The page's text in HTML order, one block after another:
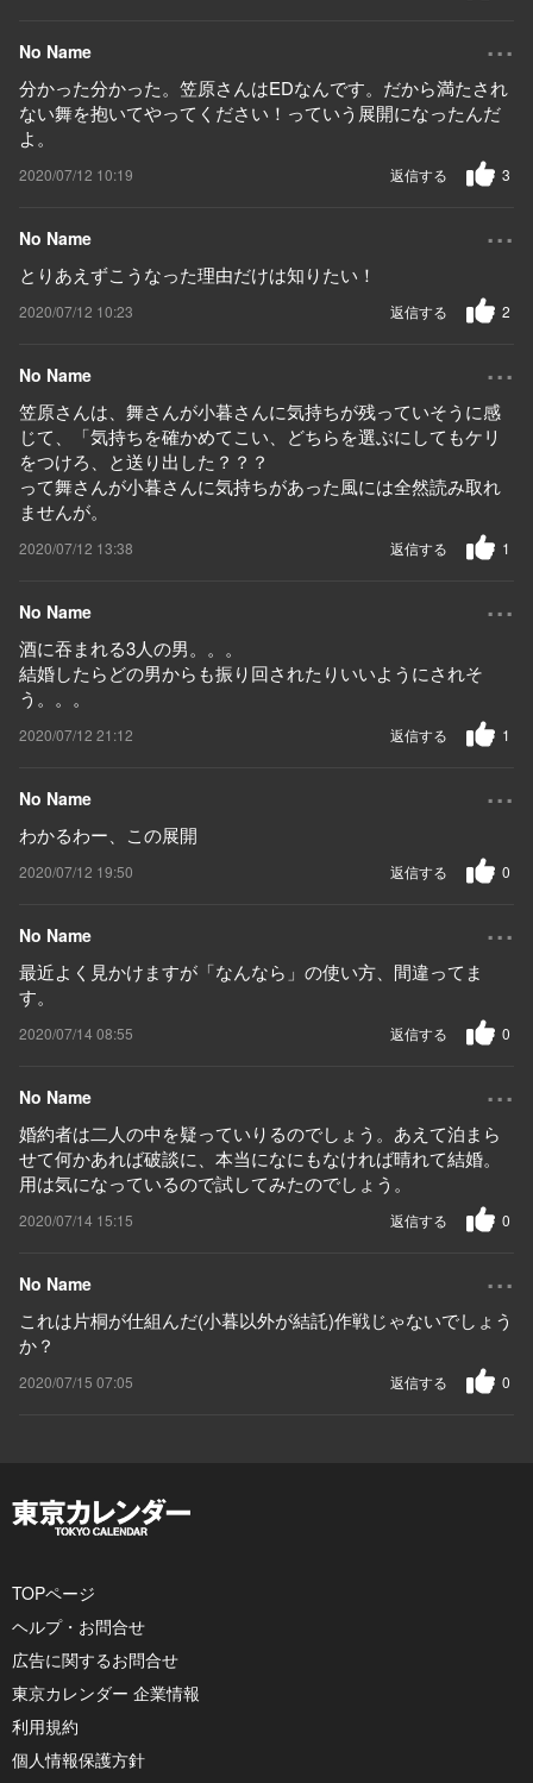
No Name ...
分かった分かった。笠原さんはEDなんです。だから満たされ
ない舞を抱いてやってください！っていう展開になったんだ
よ。
2020/07/12 10:19 3
返信する
No Name ...
とりあえずこうなった理由だけは知りたい！
2020/07/12 10:23 2
返信する
No Name ...
笠原さんは、舞さんが小暮さんに気持ちが残っていそうに感
じて、「気持ちを確かめてこい、どちらを選ぶにしてもケリ
をつけろ、と送り出した？？？
って舞さんが小暮さんに気持ちがあった風には全然読み取れ
ませんが。
2020/07/12 13:38 1
返信する
No Name ...
酒に吞まれる3人の男。。。
結婚したらどの男からも振り回されたりいいようにされそ
う。。。
2020/07/12 21:12 1
返信する
No Name ...
わかるわー、この展開
2020/07/12 19:50 0
返信する
No Name ...
最近よく見かけますが「なんなら」の使い方、間違ってま
す。
2020/07/14 08:55 0
返信する
No Name ...
婚約者は二人の中を疑っていりるのでしょう。あえて泊まら
せて何かあれば破談に、本当になにもなければ晴れて結婚。
用は気になっているので試してみたのでしょう。
2020/07/14 15:15 0
返信する
No Name ...
これは片桐が仕組んだ(小暮以外が結託)作戦じゃないでしょう
か？
2020/07/15 07:05 0
返信する
TOPページ
ヘルプ・お問合せ
広告に関するお問合せ
東京カレンダー 企業情報
利用規約
個人情報保護方針